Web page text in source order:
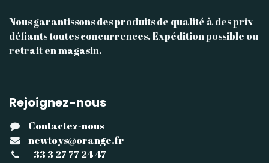
Nous garantissons des produits de qualité à des prix
défiants toutes concurrences. Expédition possible ou
retrait en magasin.
Rejoignez-nous
Contactez-nous
newtoys@orange.fr
+33 3 27 77 24 47